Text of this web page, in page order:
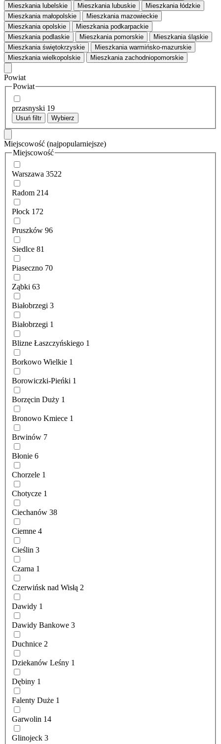
Mieszkania lubelskie
Mieszkania lubuskie
Mieszkania łódzkie
Mieszkania małopolskie
Mieszkania mazowieckie
Mieszkania opolskie
Mieszkania podkarpackie
Mieszkania podlaskie
Mieszkania pomorskie
Mieszkania śląskie
Mieszkania świętokrzyskie
Mieszkania warmińsko-mazurskie
Mieszkania wielkopolskie
Mieszkania zachodniopomorskie
Powiat
Powiat
przasnyski 19
Usuń filtr Wybierz
Miejscowość (najpopularniejsze)
Miejscowość
Warszawa 3522
Radom 214
Płock 172
Pruszków 96
Siedlce 81
Piaseczno 70
Ząbki 63
Białobrzegi 3
Białobrzegi 1
Blizne Łaszczyńskiego 1
Borkowo Wielkie 1
Borowiczki-Pieńki 1
Borzęcin Duży 1
Bronowo Kmiece 1
Brwinów 7
Błonie 6
Chorzele 1
Chotycze 1
Ciechanów 38
Ciemne 4
Cieślin 3
Czarna 1
Czerwińsk nad Wisłą 2
Dawidy 1
Dawidy Bankowe 3
Duchnice 2
Dziekanów Leśny 1
Dębiny 1
Falenty Duże 1
Garwolin 14
Glinojeck 3